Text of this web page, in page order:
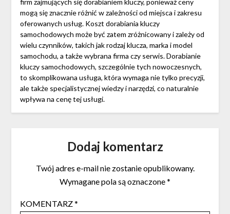
firm zajmujących się dorabianiem kluczy, ponieważ ceny
mogą się znacznie różnić w zależności od miejsca i zakresu
oferowanych usług. Koszt dorabiania kluczy
samochodowych może być zatem zróżnicowany i zależy od
wielu czynników, takich jak rodzaj klucza, marka i model
samochodu, a także wybrana firma czy serwis. Dorabianie
kluczy samochodowych, szczególnie tych nowoczesnych,
to skomplikowana usługa, która wymaga nie tylko precyzji,
ale także specjalistycznej wiedzy i narzędzi, co naturalnie
wpływa na cenę tej usługi.
Dodaj komentarz
Twój adres e-mail nie zostanie opublikowany.
Wymagane pola są oznaczone*
KOMENTARZ*